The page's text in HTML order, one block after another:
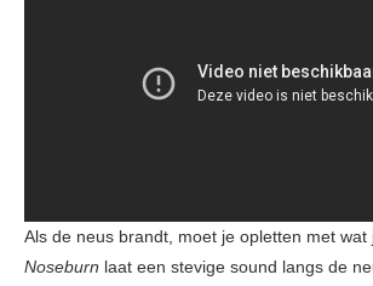
Als de neus brandt, moet je opletten met
Noseburn laat een stevige sound langs de